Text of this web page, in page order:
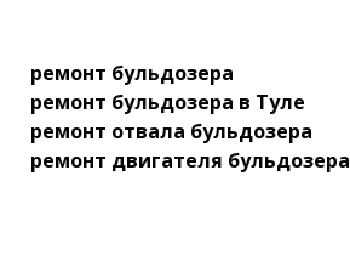
ремонт бульдозера
ремонт бульдозера в Туле
ремонт отвала бульдозера
ремонт двигателя бульдозера